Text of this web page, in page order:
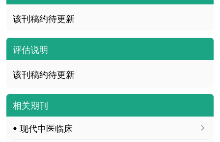
该刊稿约待更新
评估说明
该刊稿约待更新
相关期刊
ꔷ 现代中医临床